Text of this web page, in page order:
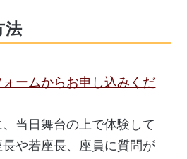
法
ームからお申し込みくだ
当日舞台の上で体験して
や若座長、座員に質問が